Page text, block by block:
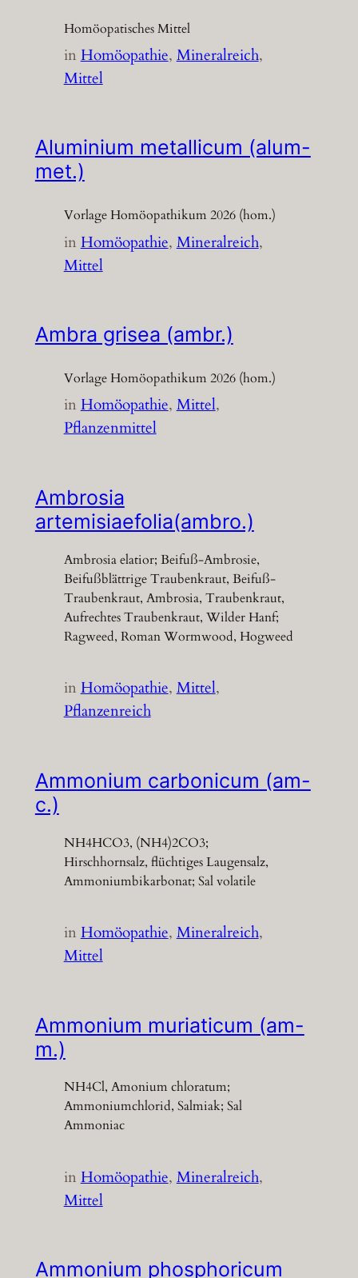
Homöopatisches Mittel
inHomöopathie, Mineralreich
Mittel
Aluminium metallicum (alum-
met.)
Vorlage Homöopathikum 2026 (hom.)
inHomöopathie, Mineralreich
Mittel
Ambra grisea (ambr.)
Vorlage Homöopathikum 2026 (hom.)
inHomöopathie, Mittel
Pflanzenmittel
Ambrosia
artemisiaefolia(ambro.)
Ambrosia elatior; Beifuß-Ambrosie,
Beifußblättrige Traubenkraut, Beifuß-
Traubenkraut, Ambrosia, Traubenkraut,
Aufrechtes Traubenkraut, Wilder Hanf;
Ragweed, Roman Wormwood, Hogweed
inHomöopathie, Mittel
Pflanzenreich
Ammonium carbonicum (am-
c.)
NH4HCO3, (NH4)2CO3;
Hirschhornsalz, flüchtiges Laugensalz,
Ammoniumbikarbonat; Sal volatile
inHomöopathie, Mineralreich
Mittel
Ammonium muriaticum (am-
m.)
NH4Cl, Amonium chloratum;
Ammoniumchlorid, Salmiak; Sal
Ammoniac
inHomöopathie, Mineralreich
Mittel
Ammonium phosphoricum